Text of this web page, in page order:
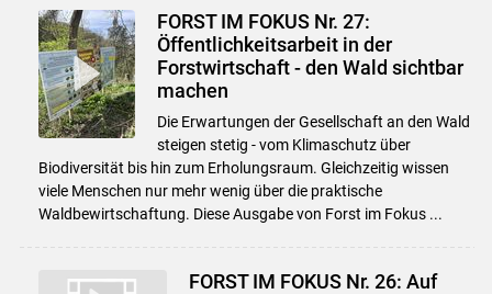
FORST IM FOKUS Nr. 27:
Öffentlichkeitsarbeit in der
Forstwirtschaft - den Wald sichtbar
machen
Die Erwartungen der Gesellschaft an den Wald
steigen stetig - vom Klimaschutz über
Biodiversität bis hin zum Erholungsraum. Gleichzeitig wissen
viele Menschen nur mehr wenig über die praktische
Waldbewirtschaftung. Diese Ausgabe von Forst im Fokus ...
FORST IM FOKUS Nr. 26: Auf